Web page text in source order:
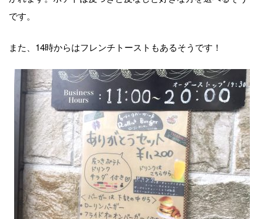
です。
また、14時からはフレンチトーストもあるそうです！